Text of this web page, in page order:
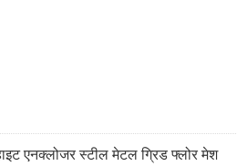
एनक्लोजर स्टील मेटल ग्रिड फ्लोर मेश